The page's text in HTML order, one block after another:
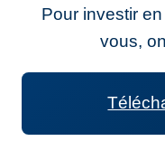
Pour investir
vous,